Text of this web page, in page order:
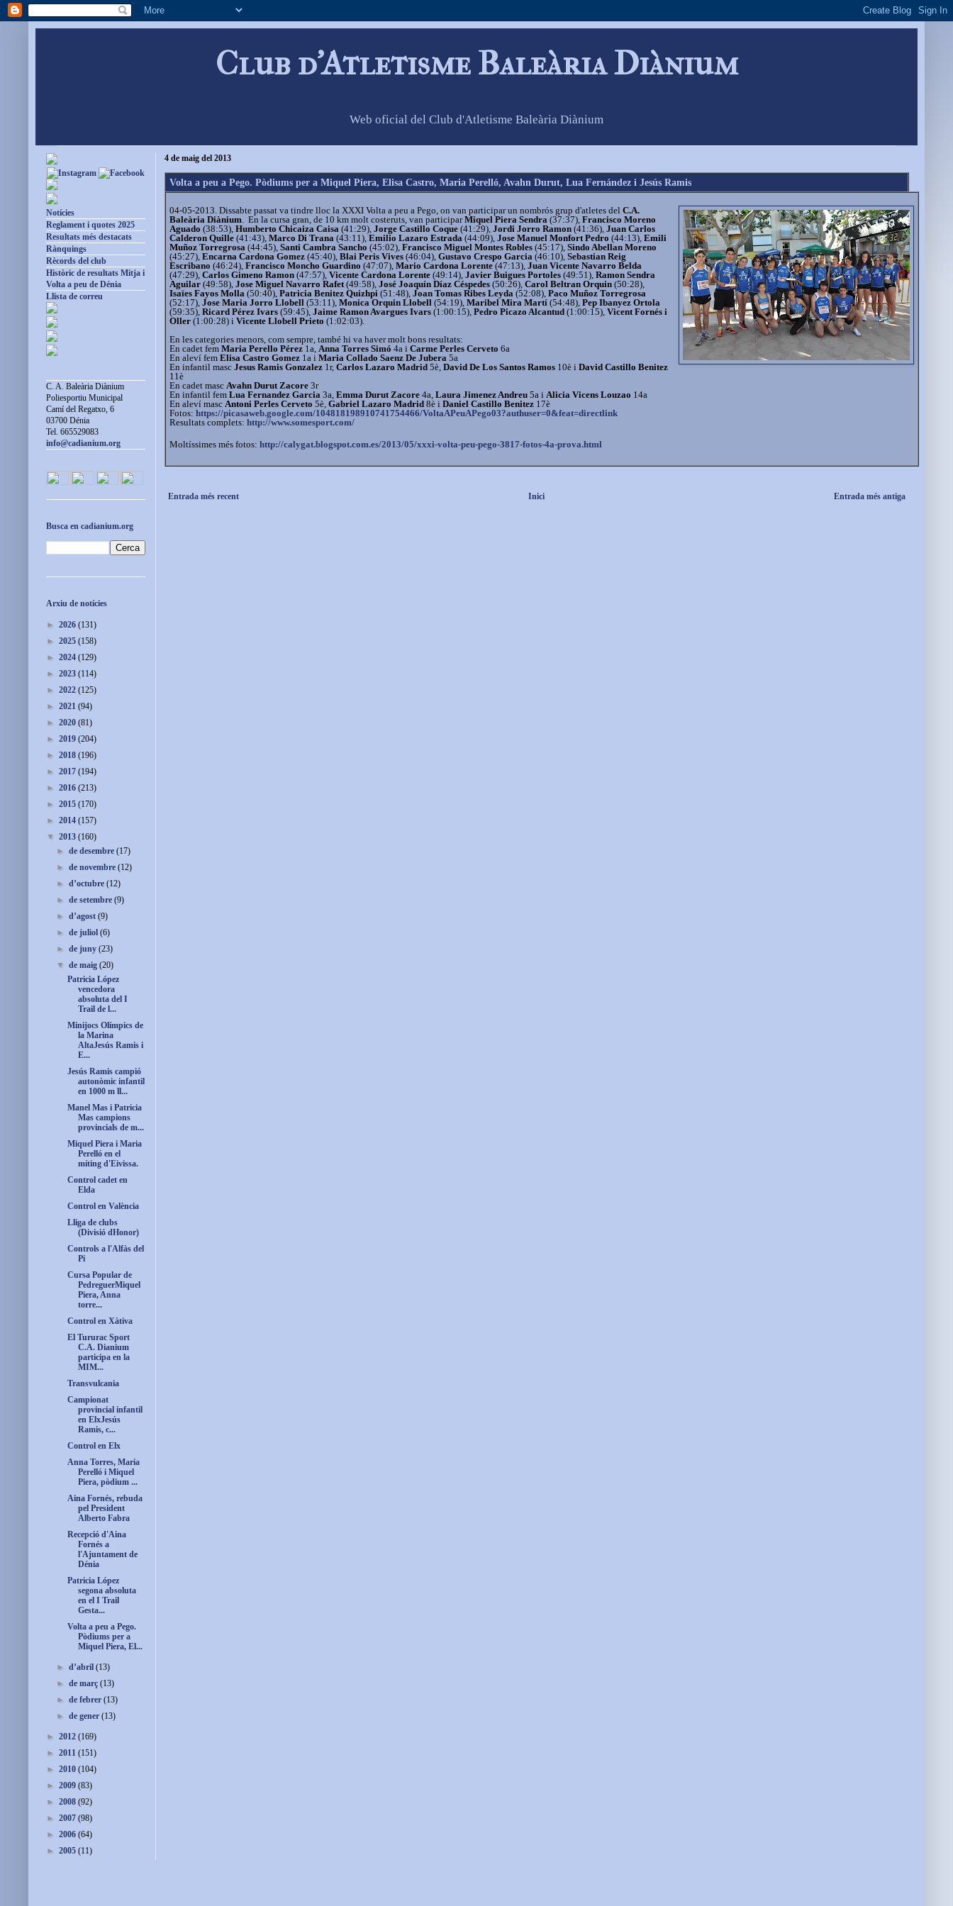
Club d'Atletisme Baleària Diànium
Web oficial del Club d'Atletisme Baleària Diànium
4 de maig del 2013
Volta a peu a Pego. Pòdiums per a Miquel Piera, Elisa Castro, Maria Perelló, Avahn Durut, Lua Fernández i Jesús Ramis
04-05-2013. Dissabte passat va tindre lloc la XXXI Volta a peu a Pego, on van participar un nombrós grup d'atletes del C.A.
Baleària Diànium . En la cursa gran, de 10 km molt costeruts, van participarMiquel Piera Sendra (37:37), Francisco Moreno
Aguado (38:53), Humberto Chicaiza Caisa (41:29), Jorge Castillo Coque (41:29), Jordi Jorro Ramon (41:36), Juan Carlos
Calderon Quille (41:43), Marco Di Trana (43:11),Emilio Lazaro Estrada(44:09), Jose Manuel Monfort Pedro (44:13), Emili
Muñoz Torregrosa (44:45), Santi Cambra Sancho (45:02), Francisco Miguel Montes Robles (45:17), Sindo Abellan Moreno
(45:27), Encarna Cardona Gomez (45:40), Blai Peris Vives (46:04), Gustavo Crespo Garcia (46:10), Sebastian Reig
Escribano (46:24), Francisco Moncho Guardino (47:07), Mario Cardona Lorente(47:13), Juan Vicente Navarro Belda
(47:29), Carlos Gimeno Ramon (47:57), Vicente Cardona Lorente (49:14), Javier Buigues Portoles (49:51), Ramon Sendra
Aguilar (49:58), Jose Miguel Navarro Rafet (49:58), José Joaquín Díaz Céspedes (50:26), Carol Beltran Orquin (50:28),
Isaïes Fayos Molla (50:40), Patricia Benitez Quizhpi (51:48), Joan Tomas Ribes Leyda (52:08), Paco Muñoz Torregrosa
(52:17), Jose Maria Jorro Llobell (53:11), Monica Orquin Llobell (54:19), Maribel Mira Martí (54:48), Pep Ibanyez Ortola
(59:35), Ricard Pérez Ivars (59:45), Jaime Ramon Avargues Ivars (1:00:15), Pedro Picazo Alcantud (1:00:15), Vicent Fornés i
Oller (1:00:28) i Vicente Llobell Prieto (1:02:03).
En les categories menors, com sempre, també hi va haver molt bons resultats:
En cadet fem Maria Perello Pérez1a, Anna Torres Simó 4a i Carme Perles Cerveto 6a
En aleví fem Elisa Castro Gomez 1a i Maria Collado Saenz De Jubera 5a
En infantil masc Jesus Ramis Gonzalez 1r, Carlos Lazaro Madrid 5è, David De Los Santos Ramos 10è i David Castillo Benitez
11è
En cadet masc Avahn Durut Zacore 3r
En infantil fem Lua Fernandez Garcia 3a, Emma Durut Zacore 4a, Laura Jimenez Andreu 5a i Alicia Vicens Louzao 14a
En aleví masc Antoni Perles Cerveto 5è, Gabriel Lazaro Madrid 8è i Daniel Castillo Benitez 17è
Fotos: https://picasaweb.google.com/104818198910741754466/VoltaAPeuAPego03?authuser=0&feat=directlink
Resultats complets: http://www.somesport.com/
Moltíssimes més fotos: http://calygat.blogspot.com.es/2013/05/xxxi-volta-peu-pego-3817-fotos-4a-prova.html
Entrada més recent Entrada més antiga
Inici
Notícies
Reglament i quotes 2025
Resultats més destacats
Rànquings
Rècords del club
Històric de resultats Mitja i
Volta a peu de Dénia
Llista de correu
C. A. Baleària Diànium
Poliesportiu Municipal
Camí del Regatxo, 6
03700 Dénia
Tel. 665529083
info@cadianium.org
Busca en cadianium.org
Arxiu de notícies
► 2026 (131)
► 2025 (158)
► 2024 (129)
► 2023 (114)
► 2022 (125)
► 2021 (94)
► 2020 (81)
► 2019 (204)
► 2018 (196)
► 2017 (194)
► 2016 (213)
► 2015 (170)
► 2014 (157)
▼ 2013 (160)
►de desembre(17)
►de novembre(12)
►d’octubre(12)
►de setembre(9)
►d’agost(9)
►de juliol(6)
►de juny(23)
▼de maig(20)
Patricia López
vencedora
absoluta del I
Trail de l...
Minijocs Olímpics de
la Marina
AltaJesús Ramis i
E...
Jesús Ramis campió
autonòmic infantil
en 1000 m ll...
Manel Mas i Patricia
Mas campions
provincials de m...
Miquel Piera i Maria
Perelló en el
míting d'Eivissa.
Control cadet en
Elda
Control en València
Lliga de clubs
(Divisió dHonor)
Controls a l'Alfàs del
Pi
Cursa Popular de
PedreguerMiquel
Piera, Anna
torre...
Control en Xàtiva
El Tururac Sport
C.A. Dianium
participa en la
MIM...
Transvulcania
Campionat
provincial infantil
en ElxJesús
Ramis, c...
Control en Elx
Anna Torres, Maria
Perelló i Miquel
Piera, pòdium ...
Aina Fornés, rebuda
pel President
Alberto Fabra
Recepció d'Aina
Fornés a
l'Ajuntament de
Dénia
Patricia López
segona absoluta
en el I Trail
Gesta...
Volta a peu a Pego.
Pòdiums per a
Miquel Piera, El...
►d’abril(13)
►de març(13)
►de febrer(13)
►de gener(13)
► 2012 (169)
► 2011 (151)
► 2010 (104)
► 2009 (83)
► 2008 (92)
► 2007 (98)
► 2006 (64)
► 2005 (11)